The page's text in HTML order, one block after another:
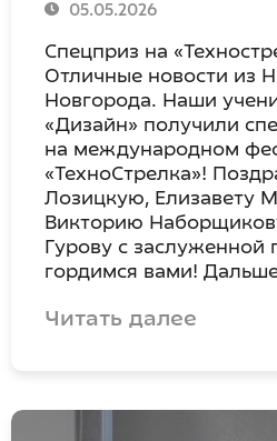
05.05.2026
Спецприз на
Отличные новости из
Новгорода. Наши
«Дизайн» получили
на международном
«ТехноСтрелка»!
Лозицкую, Елизавету
Викторию
Гурову с
гордимся вами!
Читать далее